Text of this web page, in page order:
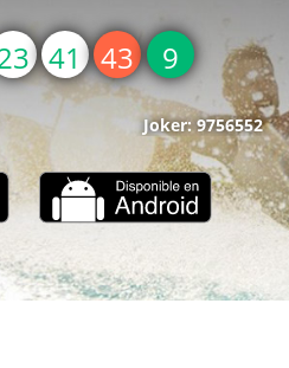
41 43 9
Joker: 9756552